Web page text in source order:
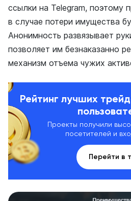
ссылки на Telegram, поэтому
в случае потери имущества
Анонимность развязывает
позволяет им безнаказанно
механизм отъема чужих
Рейтинг лучших
Проекты получили
посетителей и
Перейти в